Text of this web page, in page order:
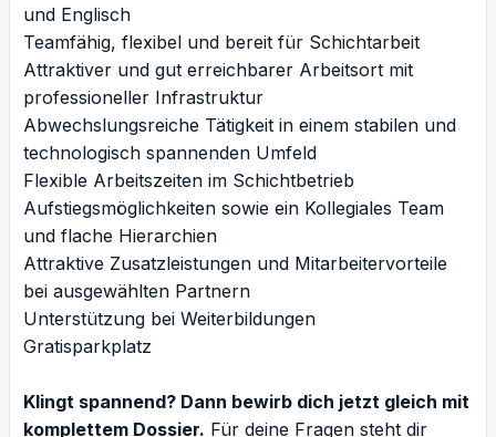
und Englisch
Teamfähig, flexibel und bereit für Schichtarbeit
Attraktiver und gut erreichbarer Arbeitsort mit
professioneller Infrastruktur
Abwechslungsreiche Tätigkeit in einem stabilen und
technologisch spannenden Umfeld
Flexible Arbeitszeiten im Schichtbetrieb
Aufstiegsmöglichkeiten sowie ein Kollegiales Team
und flache Hierarchien
Attraktive Zusatzleistungen und Mitarbeitervorteile
bei ausgewählten Partnern
Unterstützung bei Weiterbildungen
Gratisparkplatz
Klingt spannend? Dann bewirb dich jetzt gleich mit
komplettem Dossier. Für deine Fragen steht dir